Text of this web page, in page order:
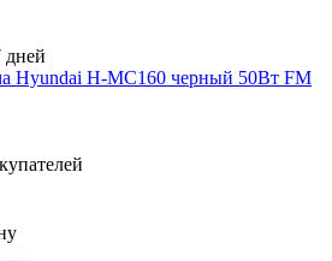
дней
Hyundai H-MC160 черный 50Вт FM